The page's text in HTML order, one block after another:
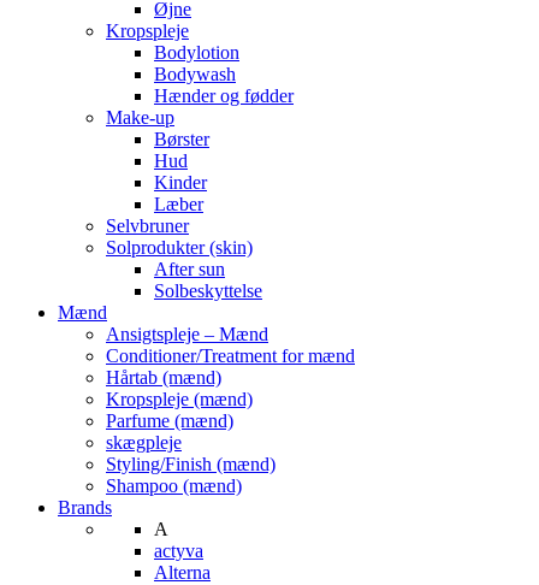
Øjne
Kropspleje
Bodylotion
Bodywash
Hænder og fødder
Make-up
Børster
Hud
Kinder
Læber
Selvbruner
Solprodukter (skin)
After sun
Solbeskyttelse
Mænd
Ansigtspleje – Mænd
Conditioner/Treatment for mænd
Hårtab (mænd)
Kropspleje (mænd)
Parfume (mænd)
skægpleje
Styling/Finish (mænd)
Shampoo (mænd)
Brands
A
actyva
Alterna